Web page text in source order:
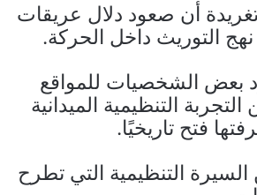
أن صعود دلال عريقات
التوريث داخل الحركة.
بعض الشخصيات للمواقع
التجربة التنظيمية الميدانية
فتح تاريخيًا.
التنظيمية التي تطرح